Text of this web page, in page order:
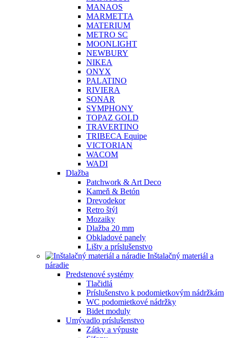
MANAOS
MARMETTA
MATERIUM
METRO SC
MOONLIGHT
NEWBURY
NIKEA
ONYX
PALATINO
RIVIERA
SONAR
SYMPHONY
TOPAZ GOLD
TRAVERTINO
TRIBECA Equipe
VICTORIAN
WACOM
WADI
Dlažba
Patchwork & Art Deco
Kameň & Betón
Drevodekor
Retro štýl
Mozaiky
Dlažba 20 mm
Obkladové panely
Lišty a príslušenstvo
Inštalačný materiál a
náradie
Predstenové systémy
Tlačidlá
Príslušenstvo k podomietkovým nádržkám
WC podomietkové nádržky
Bidet moduly
Umývadlo príslušenstvo
Zátky a výpuste